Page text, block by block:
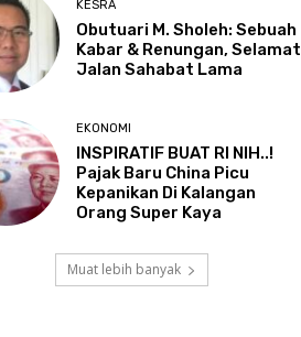
KESRA
Obutuari M. Sholeh: Sebuah
Kabar & Renungan, Selamat
Jalan Sahabat Lama
EKONOMI
INSPIRATIF BUAT RI NIH..!
Pajak Baru China Picu
Kepanikan Di Kalangan
Orang Super Kaya
Muat lebih banyak